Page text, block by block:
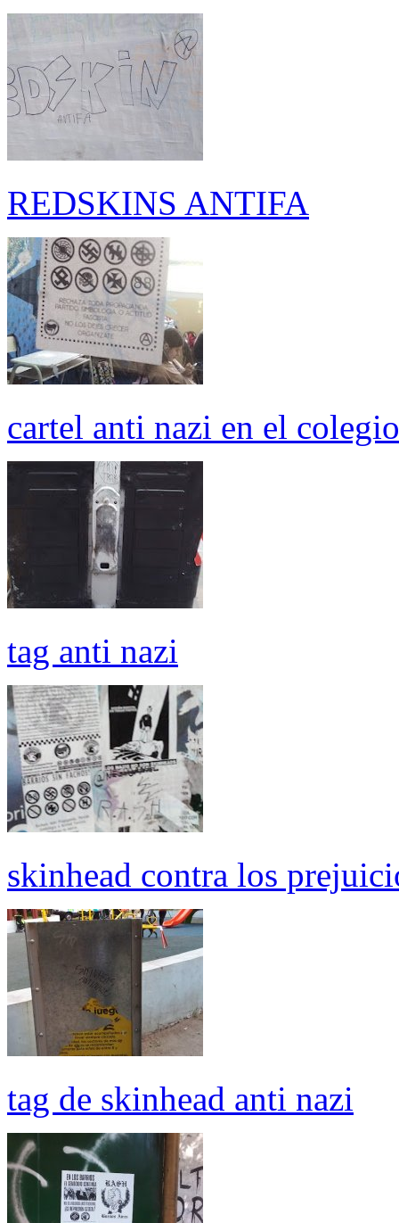
REDSKINS ANTIFA
cartel anti nazi en el colegio
tag anti nazi
skinhead contra los
tag de skinhead anti nazi